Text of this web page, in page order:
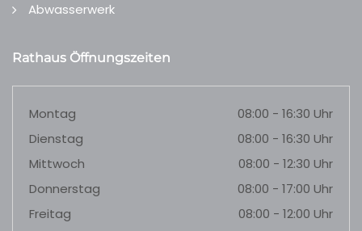
Abwasserwerk
Rathaus Öffnungszeiten
Montag
08:00 - 16:30 Uhr
Dienstag
08:00 - 16:30 Uhr
Mittwoch
08:00 - 12:30 Uhr
Donnerstag
08:00 - 17:00 Uhr
Freitag
08:00 - 12:00 Uhr